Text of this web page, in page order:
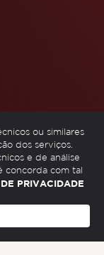
ou similares
dos serviços.
e de análise
concorda com tal
PRIVACIDADE